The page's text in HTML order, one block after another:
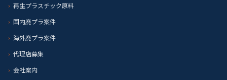
再生プラスチック原料
国内廃プラ案件
海外廃プラ案件
代理店募集
会社案内